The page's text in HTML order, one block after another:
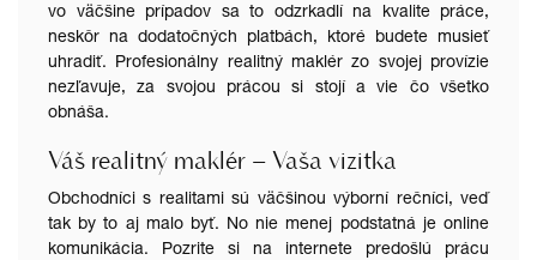
vo väčšine prípadov sa to odzrkadlí na kvalite práce,
neskôr na dodatočných platbách, ktoré budete musieť
uhradiť. Profesionálny realitný maklér zo svojej provízie
nezľavuje, za svojou prácou si stojí a vie čo všetko
obnáša.
Váš realitný maklér – Vaša vizitka
Obchodníci s realitami sú väčšinou výborní rečníci, veď
tak by to aj malo byť. No nie menej podstatná je online
komunikácia. Pozrite si na internete predošlú prácu